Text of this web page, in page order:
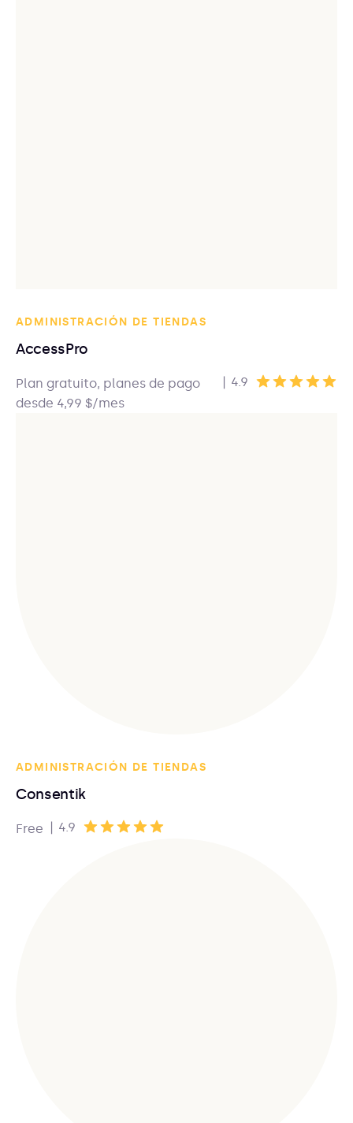
ADMINISTRACIÓN DE TIENDAS
AccessPro
Plan gratuito, planes de pago
desde 4,99 $/mes
4.9
ADMINISTRACIÓN DE TIENDAS
Consentik
Free 4.9